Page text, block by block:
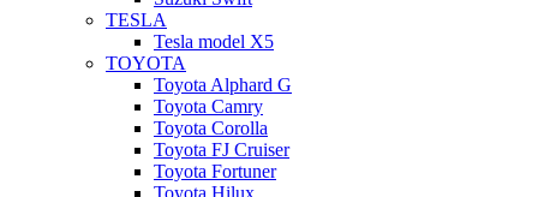
TESLA
Tesla model X5
TOYOTA
Toyota Alphard G
Toyota Camry
Toyota Corolla
Toyota FJ Cruiser
Toyota Fortuner
Toyota Hilux